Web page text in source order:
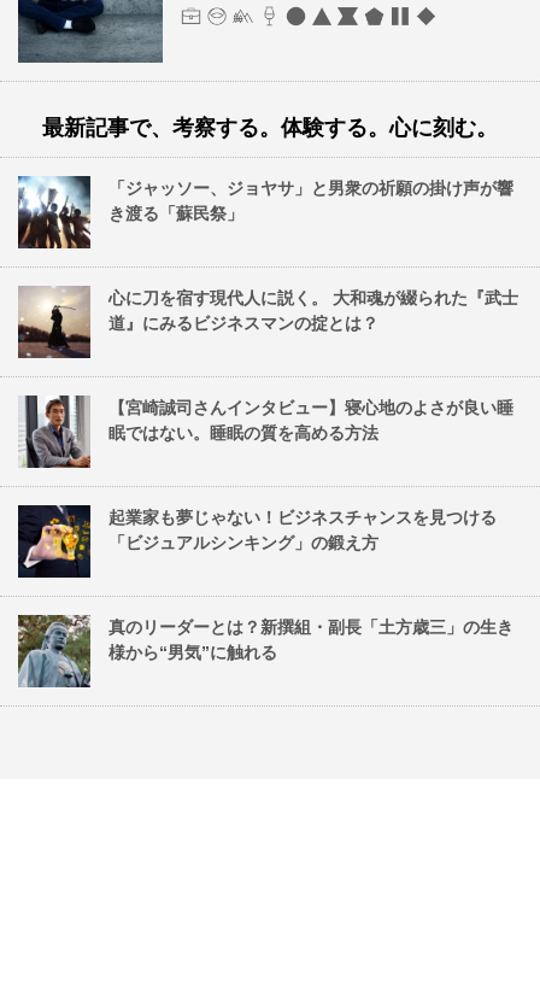
最新記事で、考察する。体験する。心に刻む。
「ジャッソー、ジョヤサ」と男衆の祈願の掛け声が響
き渡る「蘇民祭」
心に刀を宿す現代人に説く。 大和魂が綴られた『武士
道』にみるビジネスマンの掟とは？
【宮崎誠司さんインタビュー】寝心地のよさが良い睡
眠ではない。睡眠の質を高める方法
起業家も夢じゃない！ビジネスチャンスを見つける
「ビジュアルシンキング」の鍛え方
真のリーダーとは？新撰組・副長「土方歳三」の生き
様から“男気”に触れる